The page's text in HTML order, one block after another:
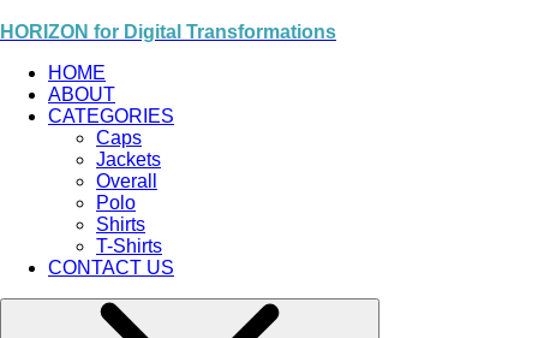
HORIZON for Digital Transformations
HOME
ABOUT
CATEGORIES
Caps
Jackets
Overall
Polo
Shirts
T-Shirts
CONTACT US